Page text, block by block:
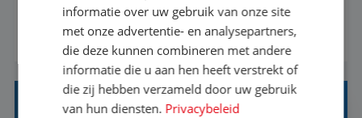
1.3 million customers every year. Behind the
scenes, our colleagues rely on secure, reliable,
and user-friendly IT solutions to do their best
work.As an IT Servicedesk Engineer, ...
BEKIJK VACATURE
OFFICE MANAGER/ CUSTOMER CARE
informatie over uw gebruik van onze site
met onze advertentie- en analysepartners,
die deze kunnen combineren met andere
informatie die u aan hen heeft verstrekt of
die zij hebben verzameld door uw gebruik
van hun diensten. Privacybeleid